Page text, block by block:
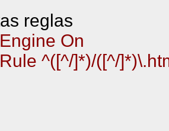
reglas
On
^([^/]*)/([^/